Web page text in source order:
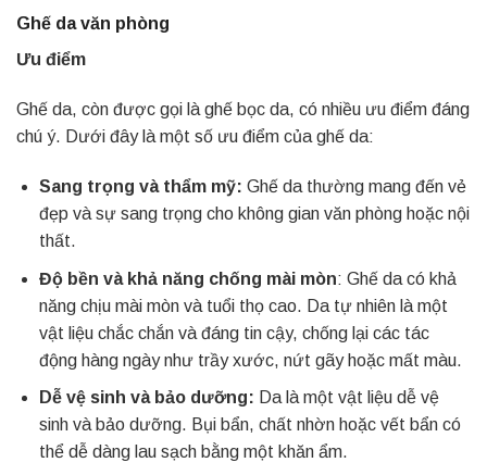
Ghế da văn phòng
Ưu điểm
Ghế da, còn được gọi là ghế bọc da, có nhiều ưu điểm đáng
chú ý. Dưới đây là một số ưu điểm của ghế da:
Sang trọng và thẩm mỹ: Ghế da thường mang đến vẻ
đẹp và sự sang trọng cho không gian văn phòng hoặc nội
thất.
Độ bền và khả năng chống mài mòn: Ghế da có khả
năng chịu mài mòn và tuổi thọ cao. Da tự nhiên là một
vật liệu chắc chắn và đáng tin cậy, chống lại các tác
động hàng ngày như trầy xước, nứt gãy hoặc mất màu.
Dễ vệ sinh và bảo dưỡng: Da là một vật liệu dễ vệ
sinh và bảo dưỡng. Bụi bẩn, chất nhờn hoặc vết bẩn có
thể dễ dàng lau sạch bằng một khăn ẩm.